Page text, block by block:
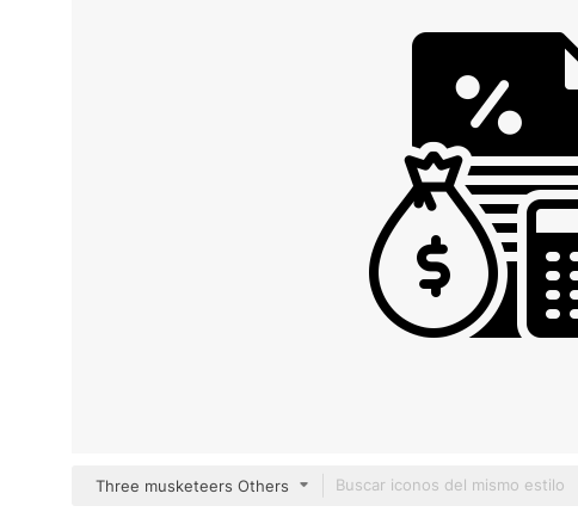
Three musketeers Others